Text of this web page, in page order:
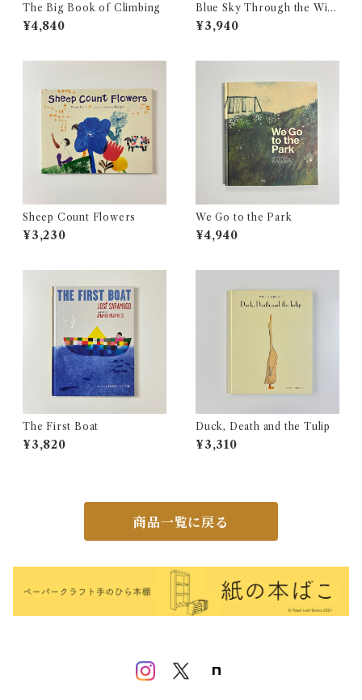
The Big Book of Climbing
¥4,840
Blue Sky Through the Win
dow of a Moving Car
¥3,940
Sheep Count Flowers
¥3,230
We Go to the Park
¥4,940
The First Boat
¥3,820
Duck, Death and the Tulip
¥3,310
商品一覧に戻る